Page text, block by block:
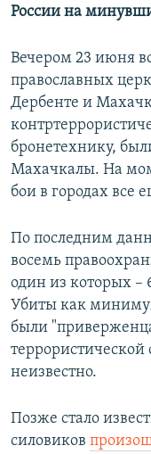
России на
Вечером 23 июня
православных
Дербенте и
бронетехнику,
Махачкалы. На
бои в городах все
По последним
восемь
один из которых –
Убиты как
были
неизвестно.
Позже стало
силовиков